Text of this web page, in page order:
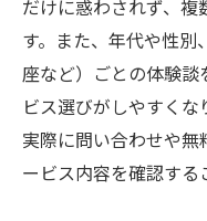
だけに惑わされず、
す。また、年代や性
座など）ごとの体験
ビス選びがしやすくな
実際に問い合わせや
ービス内容を確認する